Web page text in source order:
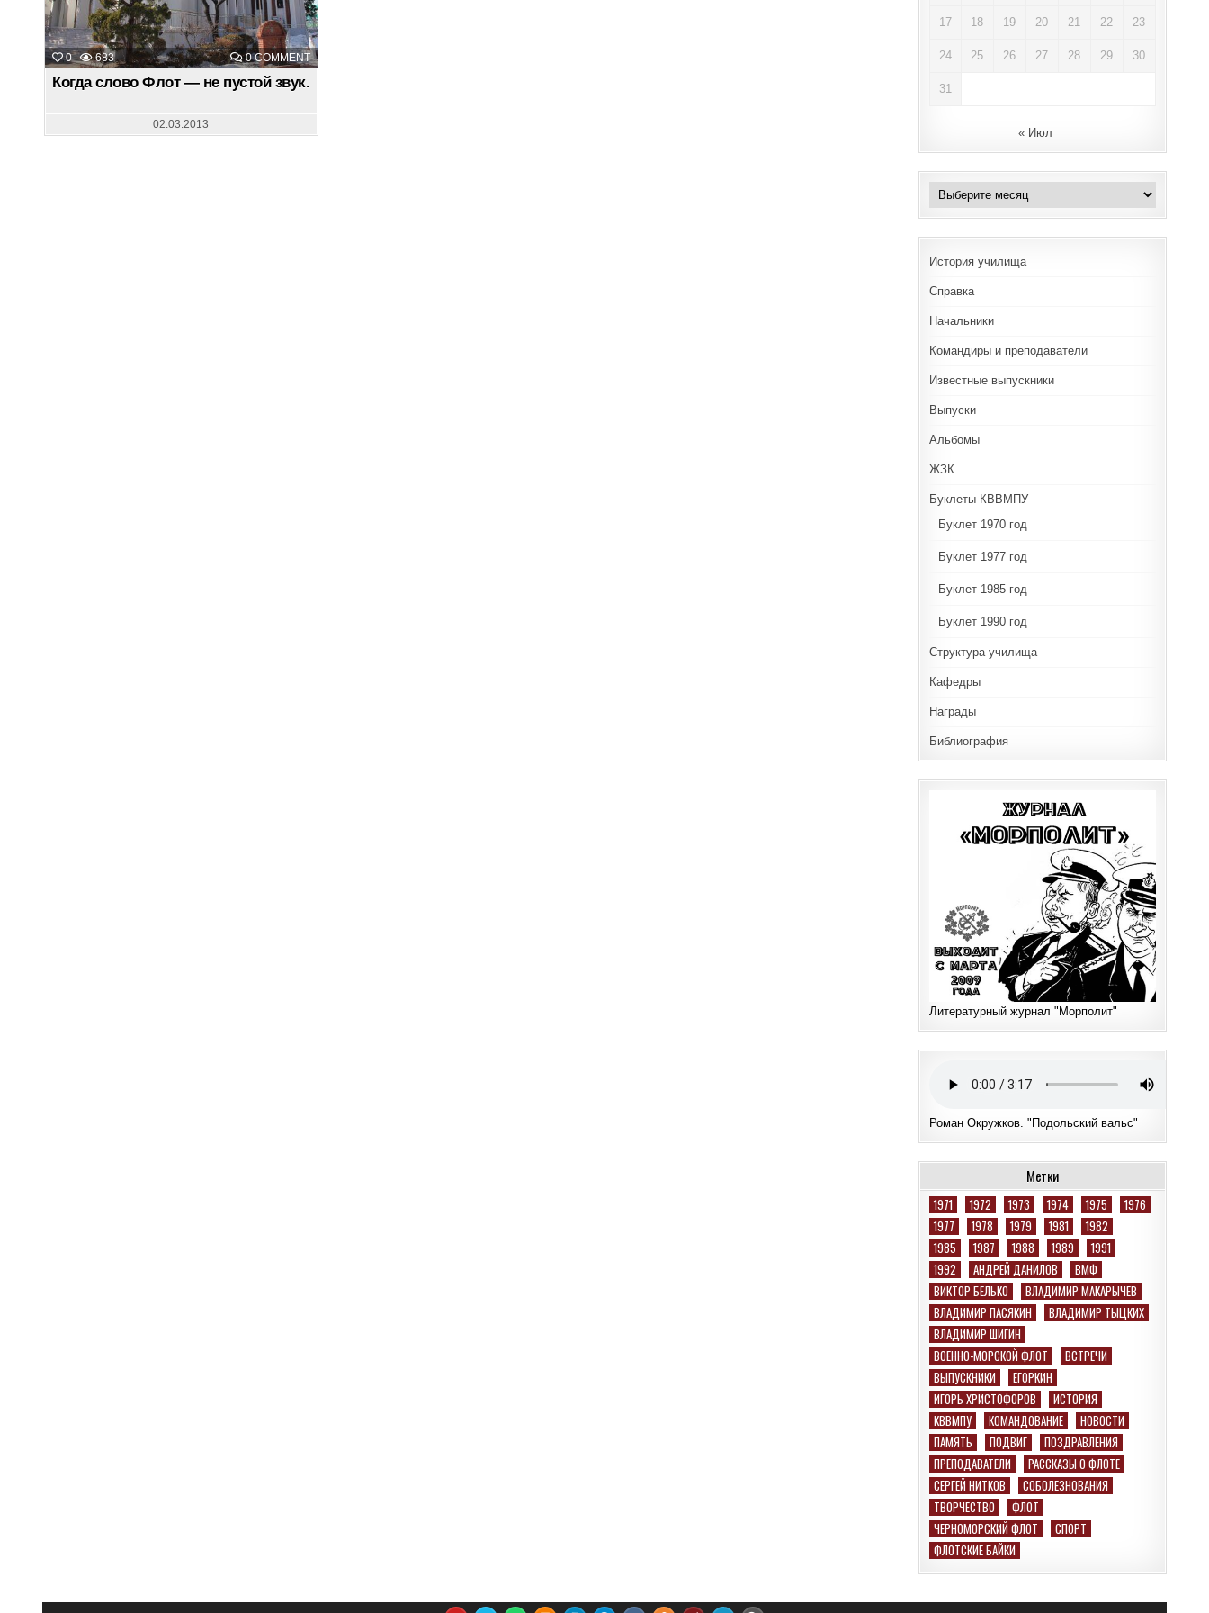
0 683 0 COMMENTON
КОГДА
ФЛОТ
НЕ
ЗВУК.
Когда слово Флот — не пустой звук.
02.03.2013
17 18 19 20 21 22 23
24 25 26 27 28 29 30
31
« Июл
Архивы
История училища
Справка
Начальники
Командиры и преподаватели
Известные выпускники
Выпуски
Альбомы
ЖЗК
Буклеты КВВМПУ
Буклет 1970 год
Буклет 1977 год
Буклет 1985 год
Буклет 1990 год
Структура училища
Кафедры
Награды
Библиография
Литературный журнал "Морполит"
Роман Окружков. "Подольский вальс"
Метки
1971 1972 1973 1974 1975
1976
1977
1978 1979 1981
1982
1985
1987 1988 1989
1991
1992
АНДРЕЙ ДАНИЛОВ
ВМФ
ВИКТОР БЕЛЬКО
ВЛАДИМИР МАКАРЫЧЕВ
ВЛАДИМИР ПАСЯКИН
ВЛАДИМИР ТЫЦКИХ
ВЛАДИМИР ШИГИН
ВОЕННО-МОРСКОЙ ФЛОТ
ВСТРЕЧИ
ВЫПУСКНИКИ
ЕГОРКИН
ИГОРЬ ХРИСТОФОРОВ
ИСТОРИЯ
КВВМПУ
КОМАНДОВАНИЕ
НОВОСТИ
ПАМЯТЬ
ПОДВИГ
ПОЗДРАВЛЕНИЯ
ПРЕПОДАВАТЕЛИ
РАССКАЗЫ О ФЛОТЕ
СЕРГЕЙ НИТКОВ
СОБОЛЕЗНОВАНИЯ
ТВОРЧЕСТВО
ФЛОТ
ЧЕРНОМОРСКИЙ ФЛОТ
СПОРТ
ФЛОТСКИЕ БАЙКИ